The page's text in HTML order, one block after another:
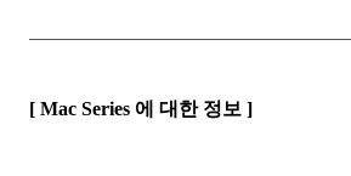
[ Mac Series 에 대한 정보 ]